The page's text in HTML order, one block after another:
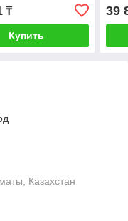
₸
Купить
39
Казахстан